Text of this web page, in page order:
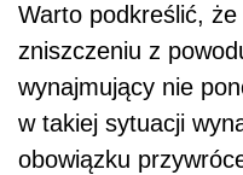
Warto podkreślić, że
zniszczeniu z
wynajmujący nie
w takiej sytuacji
obowiązku